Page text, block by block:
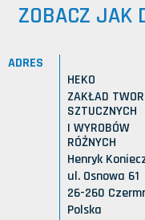
ZOBACZ JAK
ADRES
HEKO
ZAKŁAD
SZTUCZNYCH
I WYROBÓW
RÓŻNYCH
Henryk
ul. Osnowa 61
26-260
Polska